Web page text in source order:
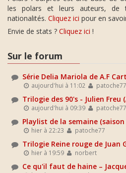
les polars et leurs auteurs, de
nationalités. Cliquez ici pour en
Envie de stats ? Cliquez ici !
Sur le forum
Série Delia Mariola de A.F
aujourd'hui à 11:02 patoche77
Trilogie des 90's - Julien Freu
aujourd'hui à 09:39 patoche77
Playlist de la semaine (saison
hier à 22:23 patoche77
Trilogie Reine rouge de Juan
hier à 19:59 norbert
Ce qu'il faut de haine –